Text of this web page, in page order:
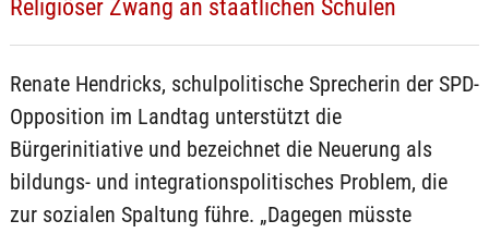
Religiöser Zwang an staatlichen Schulen
Renate Hendricks, schulpolitische Sprecherin der SPD-
Opposition im Landtag unterstützt die
Bürgerinitiative und bezeichnet die Neuerung als
bildungs- und integrationspolitisches Problem, die
zur sozialen Spaltung führe. „Dagegen müsste